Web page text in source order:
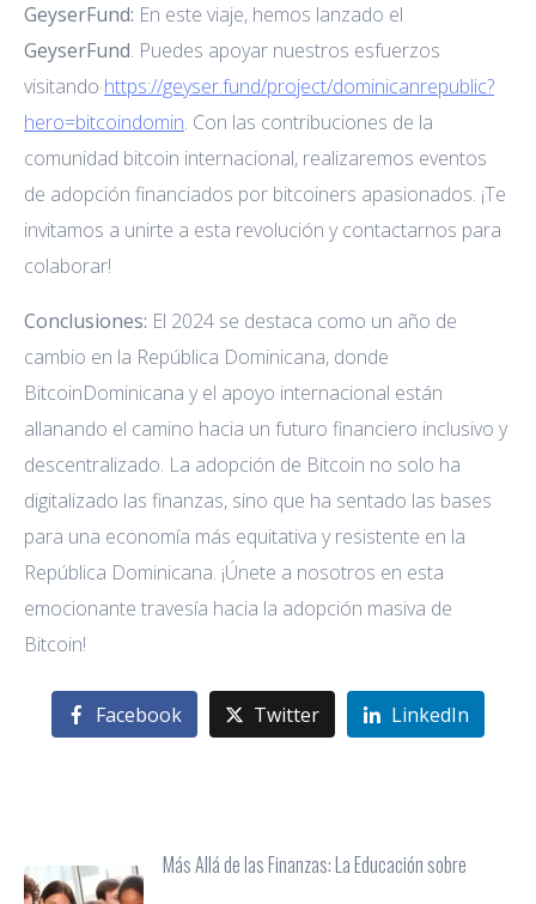
GeyserFund: En este viaje, hemos lanzado el
GeyserFund. Puedes apoyar nuestros esfuerzos
visitando https://geyser.fund/project/dominicanrepublic?
hero=bitcoindomin. Con las contribuciones de la
comunidad bitcoin internacional, realizaremos eventos
de adopción financiados por bitcoiners apasionados. ¡Te
invitamos a unirte a esta revolución y contactarnos para
colaborar!
Conclusiones: El 2024 se destaca como un año de
cambio en la República Dominicana, donde
BitcoinDominicana y el apoyo internacional están
allanando el camino hacia un futuro financiero inclusivo y
descentralizado. La adopción de Bitcoin no solo ha
digitalizado las finanzas, sino que ha sentado las bases
para una economía más equitativa y resistente en la
República Dominicana. ¡Únete a nosotros en esta
emocionante travesía hacia la adopción masiva de
Bitcoin!
Facebook Twitter LinkedIn
Más Allá de las Finanzas: La Educación sobre